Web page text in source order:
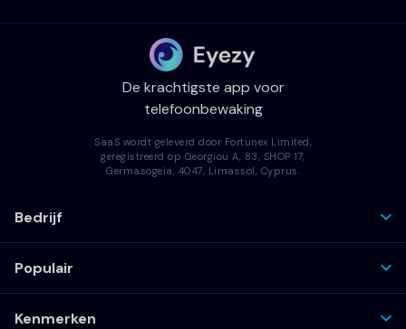
De krachtigste app voor
telefoonbewaking
SaaS wordt geleverd door Fortunex Limited,
geregistreerd op Georgiou A, 83, SHOP 17,
Germasogeia, 4047, Limassol, Cyprus.
Bedrijf
Populair
Kenmerken